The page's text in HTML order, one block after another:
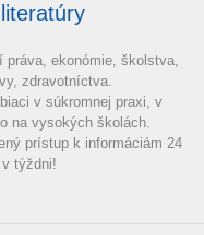
ekonómie, školstva,
zdravotníctva.
v súkromnej praxi, v
na vysokých školách.
prístup k informáciám 24
týždni!